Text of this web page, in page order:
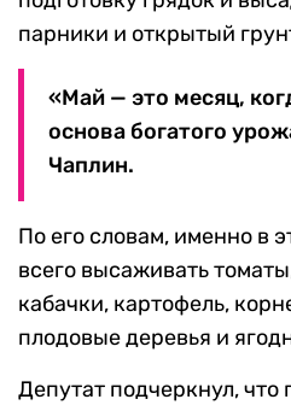
парники и открытый
«Май — это месяц,
основа богатого
Чаплин.
По его словам, именно в
всего высаживать
кабачки, картофель,
плодовые деревья и
Депутат подчеркнул, что